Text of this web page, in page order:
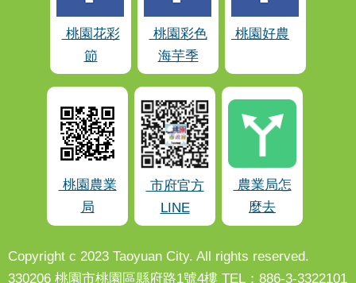
桃園花彩
節
桃園彩色
海芋季
桃園好農
桃園農業
局
市府官方
LINE
農業局怎
麼去
Copyright c 2023 Taoyuan City. All rights reserved.
330206 桃園市桃園區縣府路1號4樓 TEL：886-3-3322101